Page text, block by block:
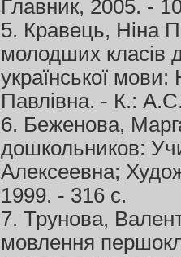
Главник, 2005. -
5. Кравець, Ніна
молодших класів
української
Павлівна. - К.:
6. Беженова,
дошкольников:
Алексеевна;
1999. - 316 с.
7. Трунова,
мовлення